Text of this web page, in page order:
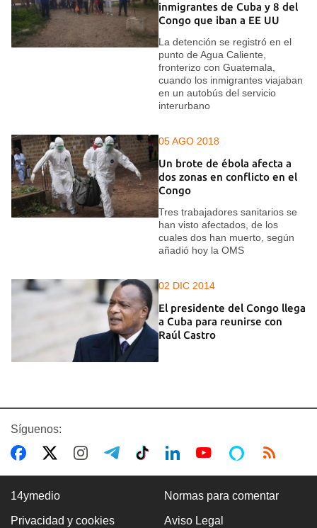
inmigrantes de Cuba y 8 del
Congo que iban a EE UU
La detención se registró en el
punto de Agua Caliente,
fronterizo con Guatemala,
cuando los inmigrantes viajaban
en un autobús del servicio
interurbano
05 AGO 2018
Un brote de ébola afecta a
dos zonas en conflicto en el
Congo
Tres trabajadores sanitarios se
han visto afectados, de los
cuales dos han muerto, según
añadió hoy la OMS
02 DIC 2014
El presidente del Congo llega
a Cuba para reunirse con
Raúl Castro
Síguenos:
14ymedio Normas para comentar
Privacidad y cookies Aviso Legal